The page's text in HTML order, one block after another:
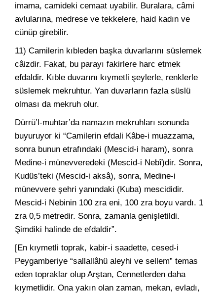
imama, camideki cemaat uyabilir. Buralara, câmi
avlularına, medrese ve tekkelere, haid kadın ve
cünüp girebilir.
11) Camilerin kıbleden başka duvarlarını süslemek
câizdir. Fakat, bu parayı fakirlere harc etmek
efdaldir. Kıble duvarını kıymetli şeylerle, renklerle
süslemek mekruhtur. Yan duvarların fazla süslü
olması da mekruh olur.
Dürrü’l-muhtar’da namazın mekruhları sonunda
buyuruyor ki “Camilerin efdali Kâbe-i muazzama,
sonra bunun etrafındaki (Mescid-i haram), sonra
Medine-i münevveredeki (Mescid-i Nebî)dir. Sonra,
Kudüs’teki (Mescid-i aksâ), sonra, Medine-i
münevvere şehri yanındaki (Kuba) mescididir.
Mescid-i Nebinin 100 zra eni, 100 zra boyu vardı. 1
zra 0,5 metredir. Sonra, zamanla genişletildi.
Şimdiki halinde de efdaldir”.
[En kıymetli toprak, kabir-i saadette, cesed-i
Peygamberiye “sallallâhü aleyhi ve sellem” temas
eden topraklar olup Arştan, Cennetlerden daha
kıymetlidir. Ona yakın olan zaman, mekan, evladı,